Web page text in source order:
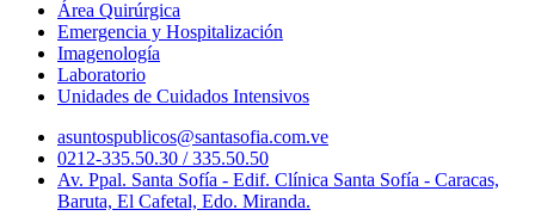
Área Quirúrgica
Emergencia y Hospitalización
Imagenología
Laboratorio
Unidades de Cuidados Intensivos
asuntospublicos@santasofia.com.ve
0212-335.50.30 / 335.50.50
Av. Ppal. Santa Sofía - Edif. Clínica Santa Sofía - Caracas,
Baruta, El Cafetal, Edo. Miranda.